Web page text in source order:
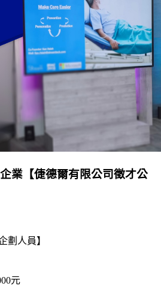
業【倢德爾有限公司徵才公
劃人員】
元